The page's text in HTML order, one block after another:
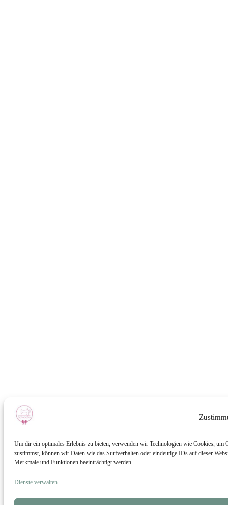
Um dir ein optimales Erlebnis zu bieten, verwenden wir Technologien wie Cookies, um
zustimmst, können wir Daten wie das Surfverhalten oder eindeutige IDs auf dieser
Merkmale und Funktionen beeinträchtigt werden.
Dienste verwalten